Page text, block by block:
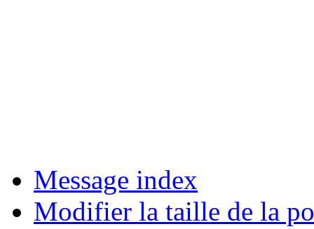
Message index
Modifier la taille de la